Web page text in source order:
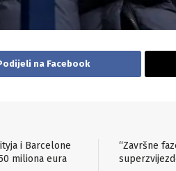
na Facebook
i Barcelone
miliona eura
“Završne